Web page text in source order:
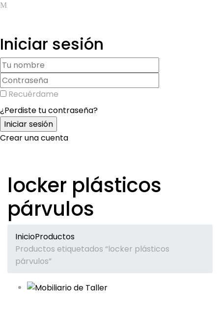
Iniciar sesión
Recuérdame
¿Perdiste tu contraseña?
Crear una cuenta
locker plásticos
párvulos
InicioProductos
Productos etiquetados “locker plásticos
párvulos”